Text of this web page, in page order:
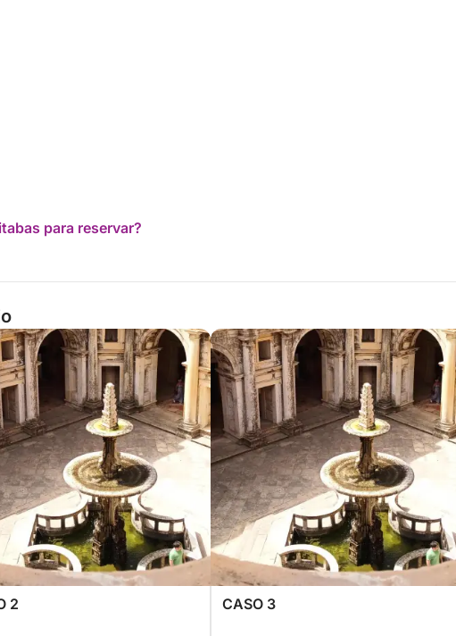
para reservar?
2 CASO 3